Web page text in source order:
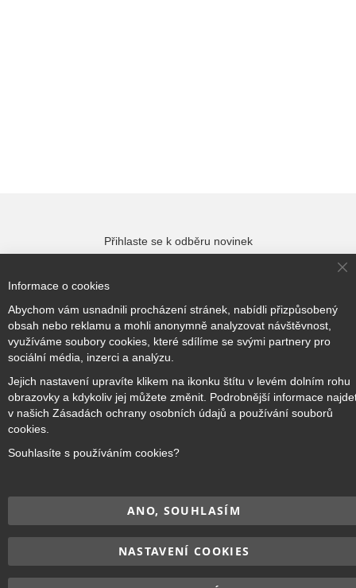
Přihlaste se k odběru novinek
Přihlásit odběr
Copyright © 2017–2026BRIDGE Academy , Všechna práva
vyhrazena.
Informace o cookies
Abychom vám usnadnili procházení stránek, nabídli přizpůsobený
obsah nebo reklamu a mohli anonymně analyzovat návštěvnost,
využíváme soubory cookies, které sdílíme se svými partnery pro
sociální média, inzerci a analýzu.
Jejich nastavení upravíte klikem na ikonku štítu v levém dolním rohu
obrazovky a kdykoliv jej můžete změnit. Podrobnější informace
v našich Zásadách ochrany osobních údajů a používání souborů
cookies.
Souhlasíte s používáním cookies?
ANO, SOUHLASÍM
NASTAVENÍ COOKIES